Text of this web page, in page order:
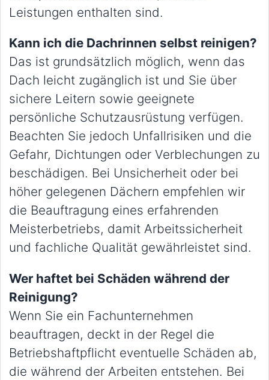
Leistungen enthalten sind.
Kann ich die Dachrinnen selbst reinigen?
Das ist grundsätzlich möglich, wenn das
Dach leicht zugänglich ist und Sie über
sichere Leitern sowie geeignete
persönliche Schutzausrüstung verfügen.
Beachten Sie jedoch Unfallrisiken und die
Gefahr, Dichtungen oder Verblechungen zu
beschädigen. Bei Unsicherheit oder bei
höher gelegenen Dächern empfehlen wir
die Beauftragung eines erfahrenden
Meisterbetriebs, damit Arbeitssicherheit
und fachliche Qualität gewährleistet sind.
Wer haftet bei Schäden während der
Reinigung?
Wenn Sie ein Fachunternehmen
beauftragen, deckt in der Regel die
Betriebshaftpflicht eventuelle Schäden ab,
die während der Arbeiten entstehen. Bei